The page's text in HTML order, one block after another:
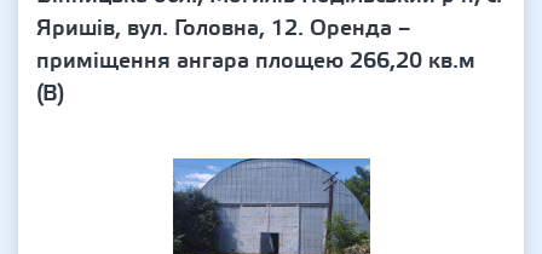
Яришів, вул. Головна, 12. Оренда –
приміщення ангара площею 266,20 кв.м
(В)